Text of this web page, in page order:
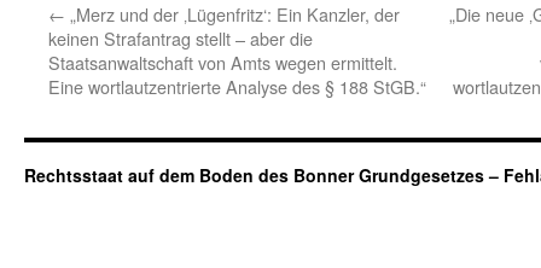
← „Merz und der ‚Lügenfritz‘: Ein Kanzler, der
keinen Strafantrag stellt – aber die
Staatsanwaltschaft von Amts wegen ermittelt.
Eine wortlautzentrierte Analyse des § 188 StGB.“
„Die neue
Rechtsstaat auf dem Boden des Bonner Grundgesetzes –